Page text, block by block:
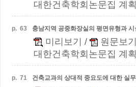
대한건축학회논문집 계
p. 63 충남지역 공중화장실의 평면유형과
미리보기 / 원문보기
대한건축학회논문집 계
p. 71 건축교과의 상대적 중요도에 대한 실